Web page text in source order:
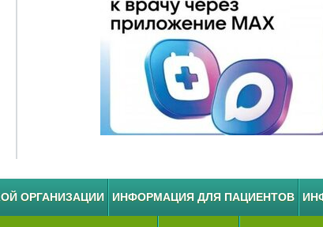
ОРГАНИЗАЦИИ ИНФОРМАЦИЯ ДЛЯ ПАЦИЕНТОВ